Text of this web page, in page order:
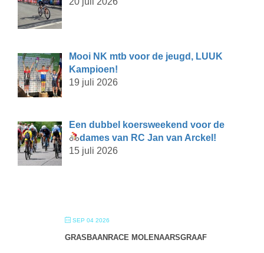
Mooi NK mtb voor de jeugd, LUUK
Kampioen!
19 juli 2026
Een dubbel koersweekend voor de
dames van RC Jan van Arckel!
15 juli 2026
SEP 04 2026
GRASBAANRACE MOLENAARSGRAAF